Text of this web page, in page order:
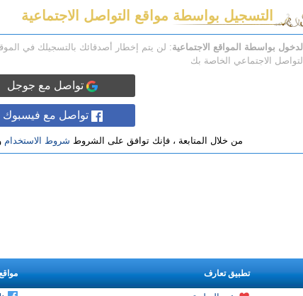
التسجيل بواسطة مواقع التواصل الاجتماعية
الدخول بواسطة المواقع الاجتماعية: لن يتم إخطار أصدقائك بالتسجيلك في
التواصل الاجتماعي الخاصة بك
تواصل مع جوجل
تواصل مع فيسبوك
من خلال المتابعة ، فإنك توافق على الشروط شروط الاستخدام
تطبيق تعارف